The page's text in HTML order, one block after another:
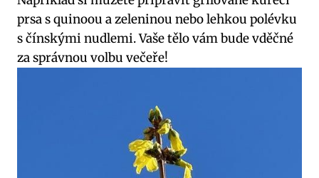
prsa s quinoou a zeleninou nebo lehkou polévku
s čínskými nudlemi. Vaše tělo vám bude vděčné
za správnou volbu večeře!